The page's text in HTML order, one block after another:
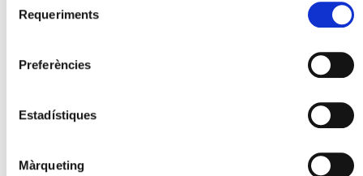
Requeriments
Preferències
Estadístiques
Màrqueting